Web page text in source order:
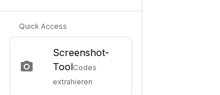
Quick Access
Screenshot-
ToolCodes
extrahieren